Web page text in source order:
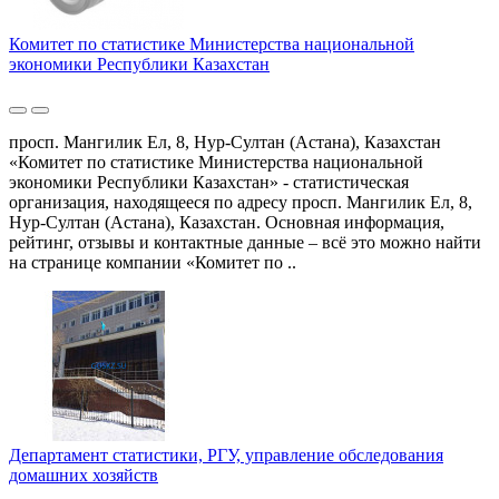
Комитет по статистике Министерства национальной
экономики Республики Казахстан
просп. Мангилик Ел, 8, Нур-Султан (Астана), Казахстан
«Комитет по статистике Министерства национальной
экономики Республики Казахстан» - статистическая
организация, находящееся по адресу просп. Мангилик Ел, 8,
Нур-Султан (Астана), Казахстан. Основная информация,
рейтинг, отзывы и контактные данные – всё это можно найти
на странице компании «Комитет по ..
Департамент статистики, РГУ, управление обследования
домашних хозяйств